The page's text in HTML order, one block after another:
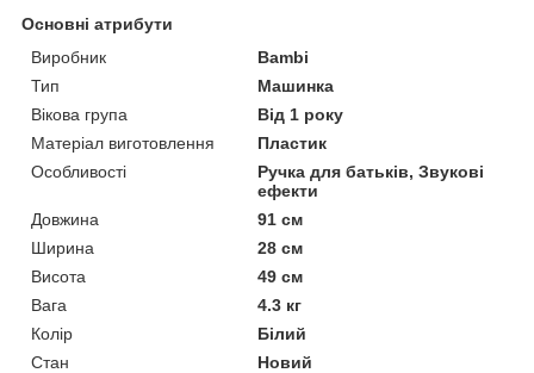
Основні атрибути
Виробник
Bambi
Тип
Машинка
Вікова група
Від 1 року
Матеріал виготовлення
Пластик
Особливості
Ручка для батьків, Звукові
ефекти
Довжина
91 см
Ширина
28 см
Висота
49 см
Вага
4.3 кг
Колір
Білий
Стан
Новий